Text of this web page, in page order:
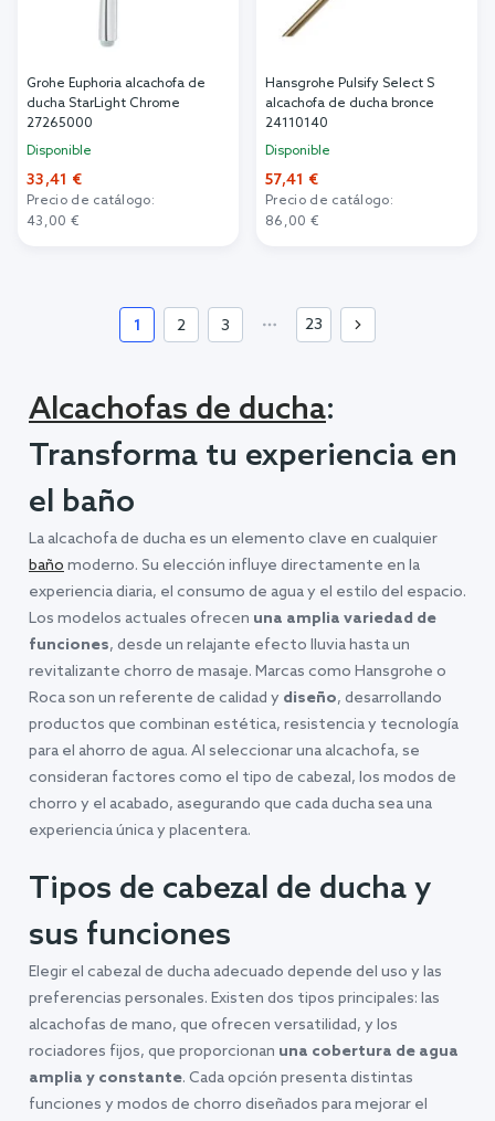
Grohe Euphoria alcachofa de
ducha StarLight Chrome
27265000
Disponible
33,41 €
Precio de catálogo:
43,00 €
Hansgrohe Pulsify Select S
alcachofa de ducha bronce
24110140
Disponible
57,41 €
Precio de catálogo:
86,00 €
1 2 3 23
Alcachofas de ducha:
Transforma tu experiencia en
el baño
La alcachofa de ducha es un elemento clave en cualquier
bañomoderno. Su elección influye directamente en la
experiencia diaria, el consumo de agua y el estilo del espacio.
Los modelos actuales ofrecen una amplia variedad de
funciones, desde un relajante efecto lluvia hasta un
revitalizante chorro de masaje. Marcas como Hansgrohe o
Roca son un referente de calidad y diseño, desarrollando
productos que combinan estética, resistencia y tecnología
para el ahorro de agua. Al seleccionar una alcachofa, se
consideran factores como el tipo de cabezal, los modos de
chorro y el acabado, asegurando que cada ducha sea una
experiencia única y placentera.
Tipos de cabezal de ducha y
sus funciones
Elegir el cabezal de ducha adecuado depende del uso y las
preferencias personales. Existen dos tipos principales: las
alcachofas de mano, que ofrecen versatilidad, y los
rociadores fijos, que proporcionan una cobertura de agua
amplia y constante. Cada opción presenta distintas
funciones y modos de chorro diseñados para mejorar el